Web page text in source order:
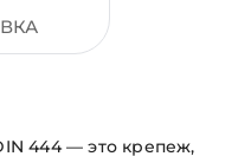
444 — это крепеж,